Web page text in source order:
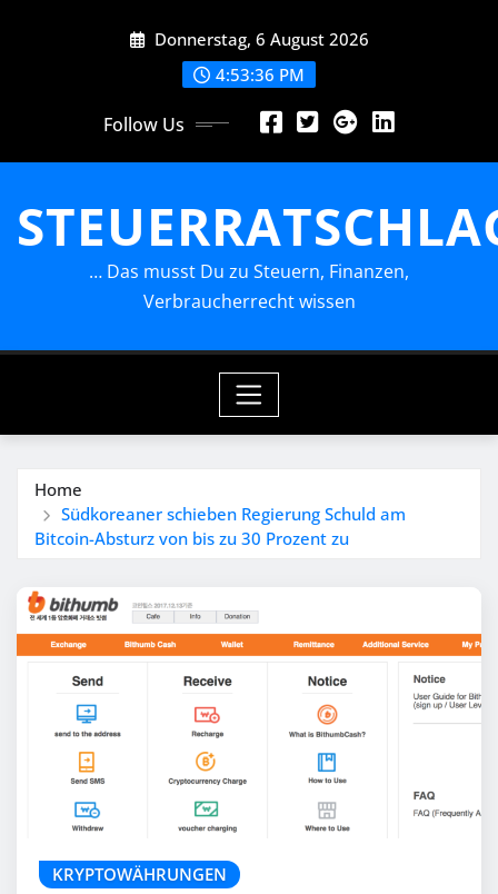
Donnerstag, 6 August 2026
4:53:36 PM
Follow Us
… Das musst Du zu Steuern, Finanzen,
Verbraucherrecht wissen
Home
Südkoreaner schieben Regierung Schuld am
Bitcoin-Absturz von bis zu 30 Prozent zu
KRYPTOWÄHRUNGEN